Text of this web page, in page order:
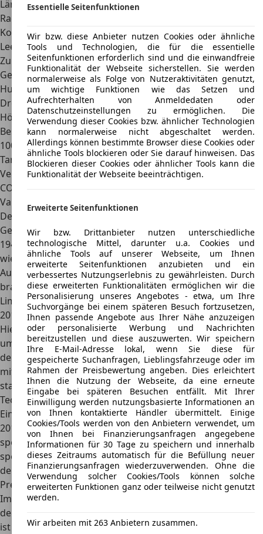
Länge, Breite, Höhe
5,1 x 1,9 x 1,5 m
Radstand
Kofferraumvolumen
473 l
Leergewicht
1841 – 2151 kg
Zulässiges
Gesamtgewicht
keine Angaben
Hubraum
1999 – 3726 cm³
Drehmoment
380 – 570 Nm
Höchstgeschwindigkeit229 km/h
Beschleunigung 0 auf
100 km/h
5,8 – 7,7 Sekunden
Tankvolumen
68 – 74 l
Verbrauch
8,5 – 12,4 l
CO2-Emissionen
Varianten
Der Lincoln Continental ist ein Fahrzeug mit einer langen
Geschichte. Die erste Generation wurde bereits im Jahr
1940 auf den Markt gebracht, allerdings auch schnell
wieder eingestellt. Im Laufe der Jahrzehnte griff der
Autobauer immer wieder auf die Bezeichnung zurück und
brachte neue Fahrzeuge und Linien auf den Markt. Die
Limousine der oberen Mittelklasse wurde zuletzt im Jahr
2016 unter der Bezeichnung X auf den Markt gebracht.
Hier
bietet das Fahrzeug eine zeitgemäße Technik und eine
umfassende Ausstattung , um dem hohen Luxusanspruch
der Kunden gerecht werden zu können.Elektrische Sitze
mit Massagefunktion, Klimaautomatik oder ein besonders
starkes Soundsystem, die Auswahl der Funktionen und
Techniken lässt kaum Wünsche offen.
Eine Sondervariante des Fahrzeugs kam im Dezember
2018 auf den Markt. Diese stellte eine Hommage an ein
speziell gefertigtes Luxusmodell des Jahres 1939 dar. Mit
speziellen Portaltüren und einer strengen Limitierung lag
der Kaufpreis sehr hoch.
Preis
Im direkten Vergleich zur deutschen Konkurrenz zeigt sich
der Lincoln Continental als
ist das Modellals Neuwagen nicht mehr verfügbar
Essentielle Seitenfunktionen
Wir bzw. diese Anbieter nutzen Cookies oder ähnliche
Tools und Technologien, die für die essentielle
Seitenfunktionen erforderlich sind und die einwandfreie
Funktionalität der Webseite sicherstellen. Sie werden
normalerweise als Folge von Nutzeraktivitäten genutzt,
um wichtige Funktionen wie das Setzen und
Aufrechterhalten von Anmeldedaten oder
Datenschutzeinstellungen zu ermöglichen. Die
Verwendung dieser Cookies bzw. ähnlicher Technologien
kann normalerweise nicht abgeschaltet werden.
Allerdings können bestimmte Browser diese Cookies oder
ähnliche Tools blockieren oder Sie darauf hinweisen. Das
Blockieren dieser Cookies oder ähnlicher Tools kann die
Funktionalität der Webseite beeinträchtigen.
Erweiterte Seitenfunktionen
Wir bzw. Drittanbieter nutzen unterschiedliche
technologische Mittel, darunter u.a. Cookies und
ähnliche Tools auf unserer Webseite, um Ihnen
erweiterte Seitenfunktionen anzubieten und ein
verbessertes Nutzungserlebnis zu gewährleisten. Durch
diese erweiterten Funktionalitäten ermöglichen wir die
Personalisierung unseres Angebotes - etwa, um Ihre
Suchvorgänge bei einem späteren Besuch fortzusetzen,
Ihnen passende Angebote aus Ihrer Nähe anzuzeigen
oder personalisierte Werbung und Nachrichten
bereitzustellen und diese auszuwerten. Wir speichern
Ihre E-Mail-Adresse lokal, wenn Sie diese für
gespeicherte Suchanfragen, Lieblingsfahrzeuge oder im
Rahmen der Preisbewertung angeben. Dies erleichtert
Ihnen die Nutzung der Webseite, da eine erneute
Eingabe bei späteren Besuchen entfällt. Mit Ihrer
Einwilligung werden nutzungsbasierte Informationen an
von Ihnen kontaktierte Händler übermittelt. Einige
Cookies/Tools werden von den Anbietern verwendet, um
von Ihnen bei Finanzierungsanfragen angegebene
Informationen für 30 Tage zu speichern und innerhalb
dieses Zeitraums automatisch für die Befüllung neuer
Finanzierungsanfragen wiederzuverwenden. Ohne die
Verwendung solcher Cookies/Tools können solche
erweiterten Funktionen ganz oder teilweise nicht genutzt
werden.
Wir arbeiten mit 263 Anbietern zusammen.